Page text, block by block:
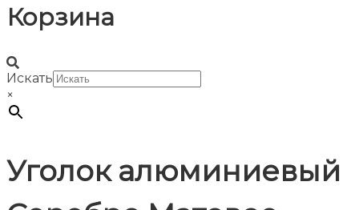
Корзина
Искать
×
Уголок алюминиевый